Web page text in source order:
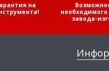
на
завода-